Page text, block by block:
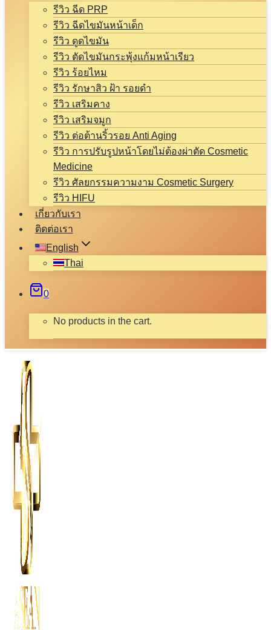
รีวิว ฉีด PRP
รีวิว ฉีดไขมันหน้าเด็ก
รีวิว ดูดไขมัน
รีวิว ตัดไขมันกระพุ้งแก้มหน้าเรียว
รีวิว ร้อยไหม
รีวิว รักษาสิว ฝ้า รอยดำ
รีวิว เสริมคาง
รีวิว เสริมจมูก
รีวิว ต่อต้านริ้วรอย Anti Aging
รีวิว การปรับรูปหน้าโดยไม่ต้องผ่าตัด Cosmetic
Medicine
รีวิว ศัลยกรรมความงาม Cosmetic Surgery
รีวิว HIFU
เกี่ยวกับเรา
ติดต่อเรา
English
Thai
0
No products in the cart.